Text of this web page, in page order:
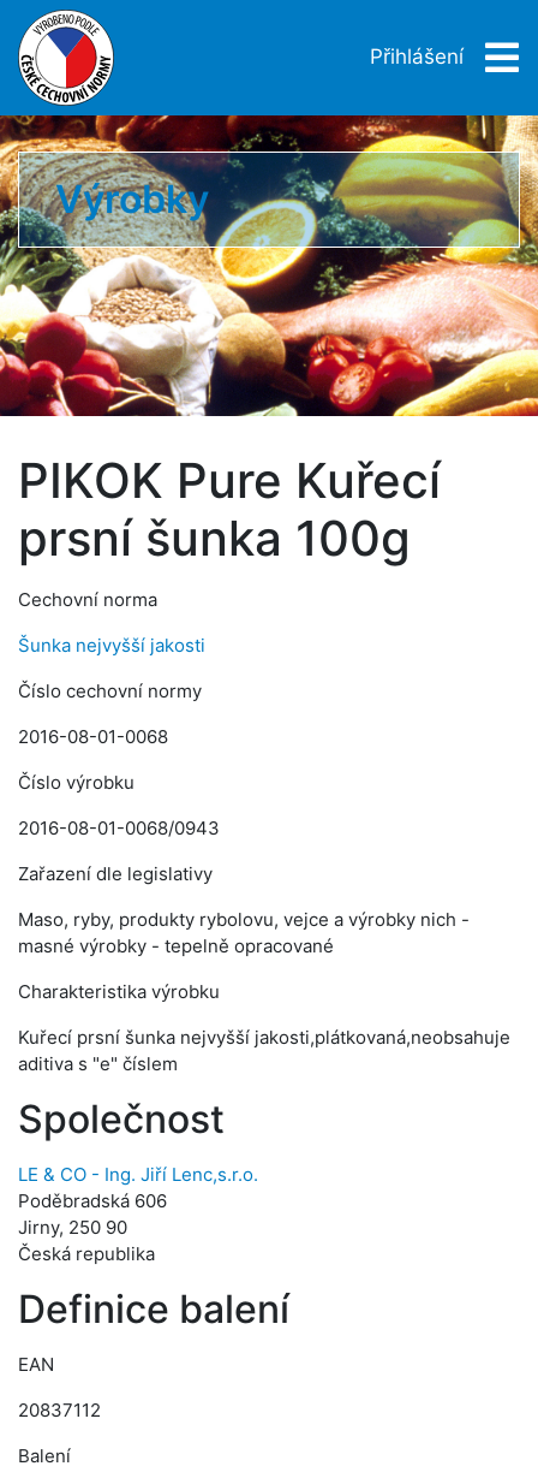
Přihlášení
Výrobky
PIKOK Pure Kuřecí
prsní šunka 100g
Cechovní norma
Šunka nejvyšší jakosti
Číslo cechovní normy
2016-08-01-0068
Číslo výrobku
2016-08-01-0068/0943
Zařazení dle legislativy
Maso, ryby, produkty rybolovu, vejce a výrobky nich -
masné výrobky - tepelně opracované
Charakteristika výrobku
Kuřecí prsní šunka nejvyšší jakosti,plátkovaná,neobsahuje
aditiva s "e" číslem
Společnost
LE & CO - Ing. Jiří Lenc,s.r.o.
Poděbradská 606
Jirny, 250 90
Česká republika
Definice balení
EAN
20837112
Balení